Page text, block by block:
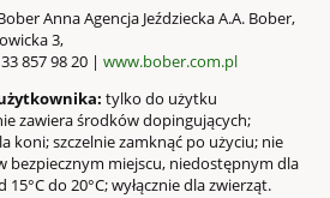
Anna Agencja Jeździecka A.A. Bober,
3,
857 98 20 | www.bober.com.pl
tylko do użytku
zawiera środków dopingujących;
koni; szczelnie zamknąć po użyciu; nie
bezpiecznym miejscu, niedostępnym dla
do 20°C; wyłącznie dla zwierząt.